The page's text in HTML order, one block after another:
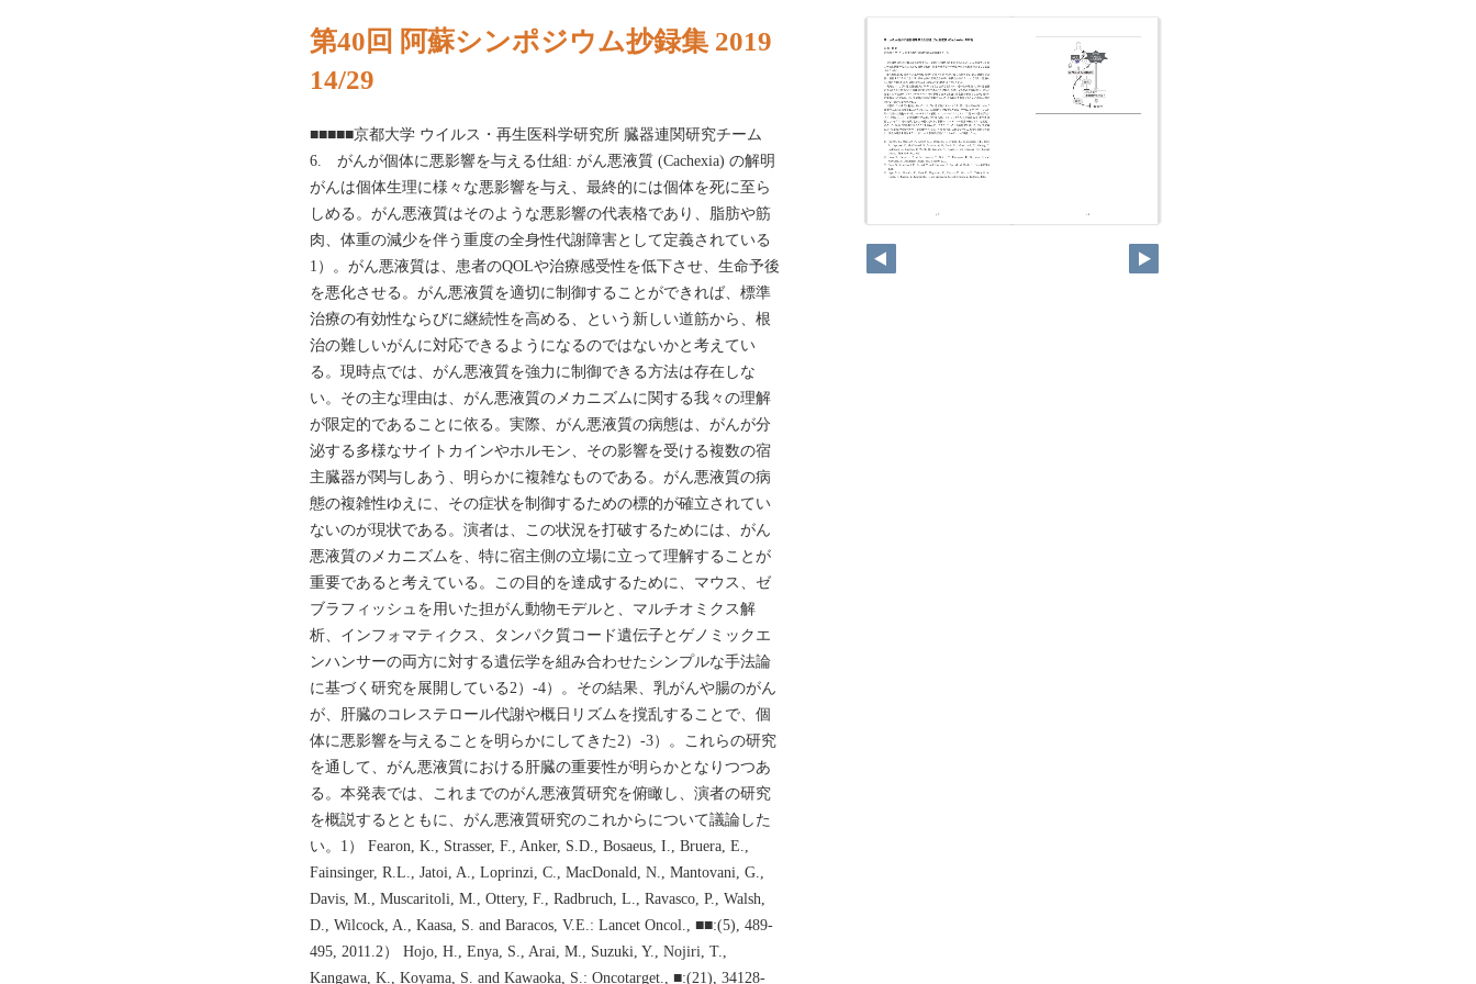
第40回 阿蘇シンポジウム抄録集 2019
14/29
■■■■■京都大学 ウイルス・再生医科学研究所 臓器連関研究チーム
6. がんが個体に悪影響を与える仕組: がん悪液質 (Cachexia) の解明
がんは個体生理に様々な悪影響を与え、最終的には個体を死に至ら
しめる。がん悪液質はそのような悪影響の代表格であり、脂肪や筋
肉、体重の減少を伴う重度の全身性代謝障害として定義されている
1）。がん悪液質は、患者のQOLや治療感受性を低下させ、生命予後
を悪化させる。がん悪液質を適切に制御することができれば、標準
治療の有効性ならびに継続性を高める、という新しい道筋から、根
治の難しいがんに対応できるようになるのではないかと考えてい
る。現時点では、がん悪液質を強力に制御できる方法は存在しな
い。その主な理由は、がん悪液質のメカニズムに関する我々の理解
が限定的であることに依る。実際、がん悪液質の病態は、がんが分
泌する多様なサイトカインやホルモン、その影響を受ける複数の宿
主臓器が関与しあう、明らかに複雑なものである。がん悪液質の病
態の複雑性ゆえに、その症状を制御するための標的が確立されてい
ないのが現状である。演者は、この状況を打破するためには、がん
悪液質のメカニズムを、特に宿主側の立場に立って理解することが
重要であると考えている。この目的を達成するために、マウス、ゼ
ブラフィッシュを用いた担がん動物モデルと、マルチオミクス解
析、インフォマティクス、タンパク質コード遺伝子とゲノミックエ
ンハンサーの両方に対する遺伝学を組み合わせたシンプルな手法論
に基づく研究を展開している2）-4）。その結果、乳がんや腸のがん
が、肝臓のコレステロール代謝や概日リズムを撹乱することで、個
体に悪影響を与えることを明らかにしてきた2）-3）。これらの研究
を通して、がん悪液質における肝臓の重要性が明らかとなりつつあ
る。本発表では、これまでのがん悪液質研究を俯瞰し、演者の研究
を概説するとともに、がん悪液質研究のこれからについて議論した
い。1） Fearon, K., Strasser, F., Anker, S.D., Bosaeus, I., Bruera, E.,
Fainsinger, R.L., Jatoi, A., Loprinzi, C., MacDonald, N., Mantovani, G.,
Davis, M., Muscaritoli, M., Ottery, F., Radbruch, L., Ravasco, P., Walsh,
D., Wilcock, A., Kaasa, S. and Baracos, V.E.: Lancet Oncol., ■■:(5), 489-
495, 2011.2） Hojo, H., Enya, S., Arai, M., Suzuki, Y., Nojiri, T.,
Kangawa, K., Koyama, S. and Kawaoka, S.: Oncotarget., ■:(21), 34128-